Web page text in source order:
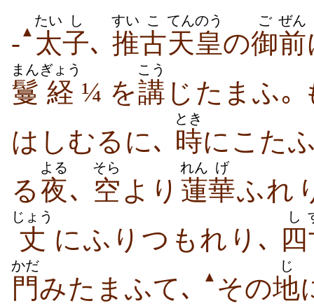
- ▲ 太
たい
子
し
､ 推
すい
古
こ
天皇
てんのう
の御
ご
前
ぜん
鬘
まん
経
ぎょう
¼ を講
こう
じ​たまふ｡
は​しむる​に､ 時
とき
に​こた
る夜
よる
､ 空
そら
より 蓮
れん
華
げ
ふれ​
丈
じょう
に​ふり​つもれ​り､ 四
し
門
かだ
み​たまふ​て､ ▲ その地
じ